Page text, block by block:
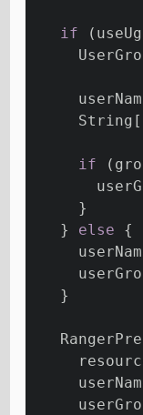
if
if
     }
   }
else {
   }